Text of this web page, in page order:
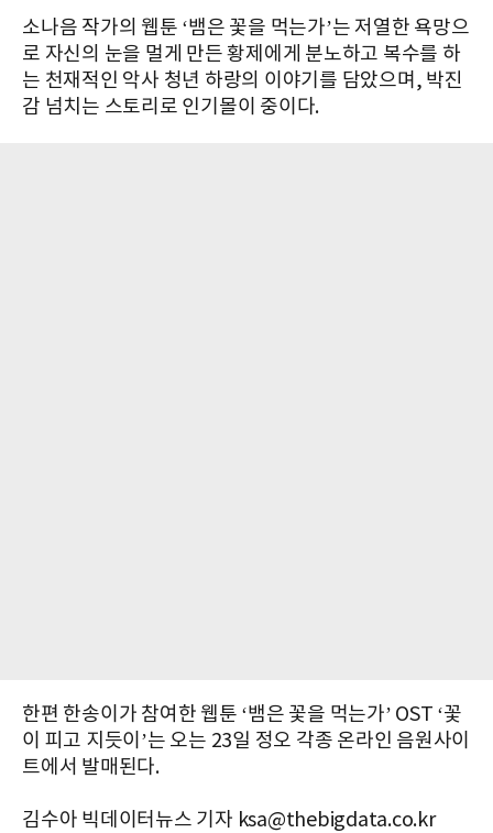
소나음 작가의 웹툰 ‘뱀은 꽃을 먹는가’는 저열한 욕망으
로 자신의 눈을 멀게 만든 황제에게 분노하고 복수를 하
는 천재적인 악사 청년 하랑의 이야기를 담았으며, 박진
감 넘치는 스토리로 인기몰이 중이다.
한편 한송이가 참여한 웹툰 ‘뱀은 꽃을 먹는가’ OST ‘꽃
이 피고 지듯이’는 오는 23일 정오 각종 온라인 음원사이
트에서 발매된다.
김수아 빅데이터뉴스 기자 ksa@thebigdata.co.kr